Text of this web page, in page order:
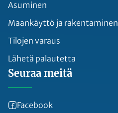
Asuminen
Maankäyttö ja rakentaminen
Tilojen varaus
Lähetä palautetta
Seuraa meitä
Facebook